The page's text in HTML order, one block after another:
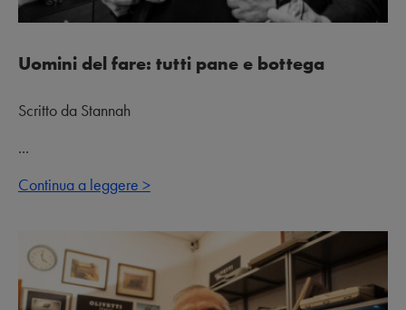
Uomini del fare: tutti pane e bottega
Scritto da Stannah
...
Continua a leggere >